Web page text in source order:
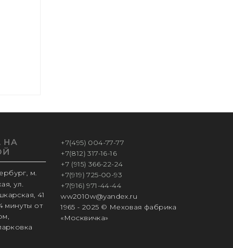
НА
м.
ул.
41
минуты от
+7(495) 004-77-77
+7(812) 317-16-16
+7 (915) 366-22-24
+7(919) 725-00-93
+7(916) 971-44-44
ww2010w@yandex.ru
1965 - 2025 © Меховая фабрика
«Москвичка»